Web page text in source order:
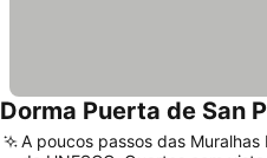
Dorma Puerta de San
A poucos passos das Muralhas